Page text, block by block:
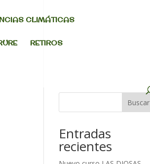
CLIMÁTICAS
RETIROS
Buscar
Entradas
recientes